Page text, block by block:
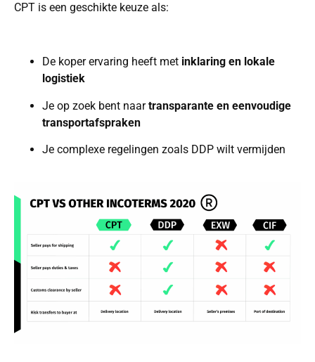
CPT is een geschikte keuze als:
De koper ervaring heeft met inklaring en lokale
logistiek
Je op zoek bent naartransparante en eenvoudige
transportafspraken
Je complexe regelingen zoals DDP wilt vermijden